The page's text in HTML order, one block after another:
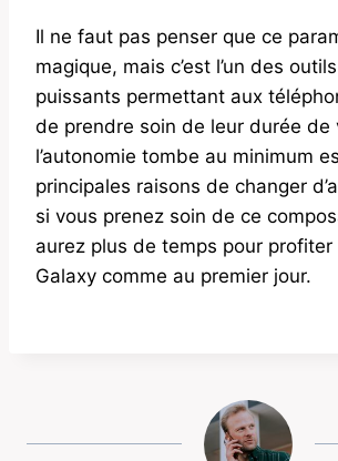
Il ne faut pas penser que ce
magique, mais c’est l’un des
puissants permettant aux
de prendre soin de leur durée de
l’autonomie tombe au minimum
principales raisons de changer
si vous prenez soin de ce
aurez plus de temps pour profiter
Galaxy comme au premier jour.